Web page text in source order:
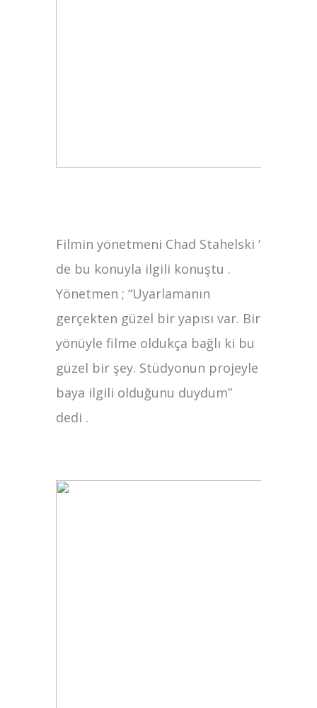
Filmin yönetmeni Chad Stahelski ‘
de bu konuyla ilgili konuştu .
Yönetmen ; “Uyarlamanın
gerçekten güzel bir yapısı var. Bir
yönüyle filme oldukça bağlı ki bu
güzel bir şey. Stüdyonun projeyle
baya ilgili olduğunu duydum”
dedi .